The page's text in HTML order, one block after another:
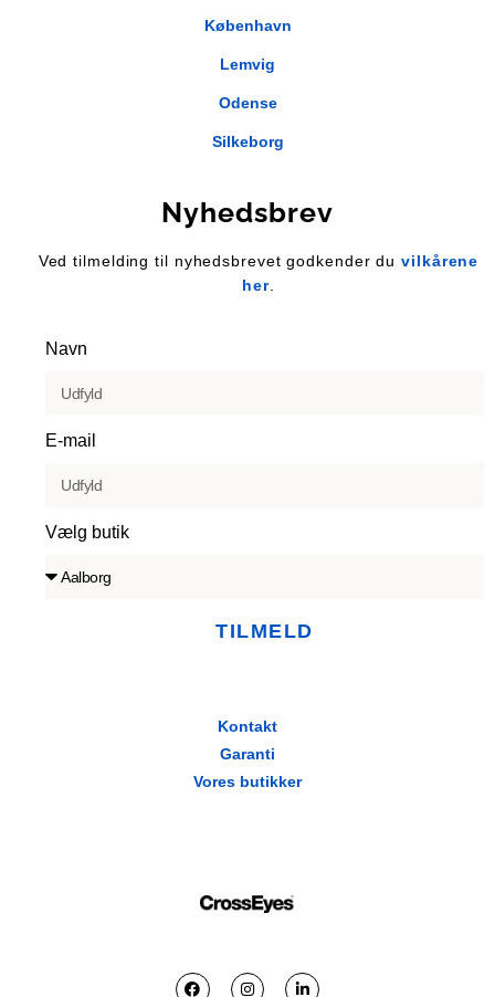
København
Lemvig
Odense
Silkeborg
Nyhedsbrev
Ved tilmelding til nyhedsbrevet godkender duvilkårene
her.
Navn
E-mail
Vælg butik
TILMELD
Kontakt
Garanti
Vores butikker